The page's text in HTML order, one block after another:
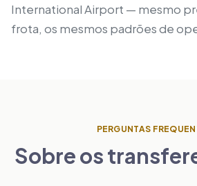
International Airport — mesmo
frota, os mesmos padrões de
PERGUNTAS
Sobre os